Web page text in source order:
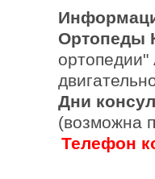
Ортопеды
Дни
(возможна
Телефон